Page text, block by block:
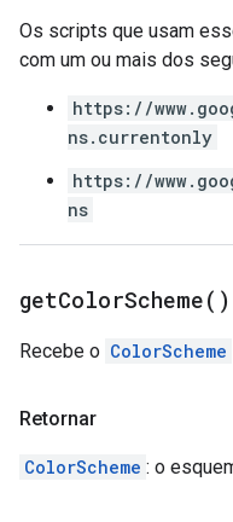
Os scripts que usam
com um ou mais dos
https://
ns.currentonly
https://
ns
getColorScheme( )
Recebe o ColorScheme
Retornar
ColorScheme : o